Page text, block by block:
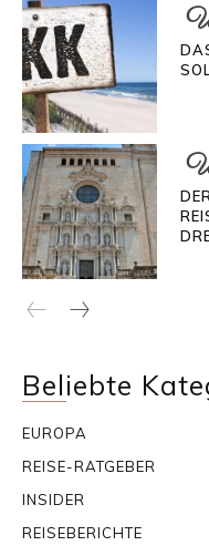
Beliebte
EUROPA
REISE-RATGEBER
INSIDER
REISEBERICHTE